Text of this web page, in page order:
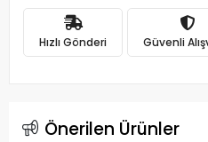
Hızlı Gönderi Güvenli
Önerilen Ürünler